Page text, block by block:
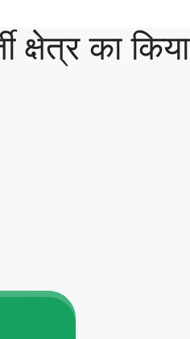
क्षेत्र का किया